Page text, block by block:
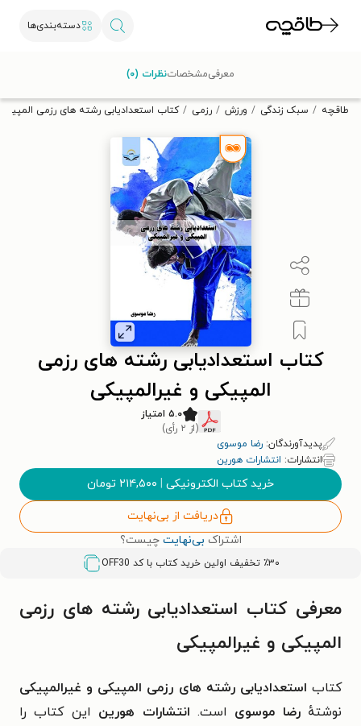
دسته‌بندی‌ها
تخفیف از طاقچه دریافت کن.
طاقچه سبک زندگی ورزش رزمی کتاب استعدادیابی رشته های رزمی
کتاب استعدادیابی رشته های رزمی
المپیکی و غیرالمپیکی
۵.۰ امتیاز
(از ۲ رأی)
پدیدآورندگان: رضا موسوی
انتشارات: انتشارات هورین
خرید کتاب الکترونیکی | ۲۱۴,۵۰۰ تومان
دریافت از بی‌نهایت
اشتراک بی‌نهایت چیست؟
٪۳۰ تخفیف اولین خرید کتاب با کد OFF30
معرفیمشخصاتنظرات (۰)
معرفی کتاب استعدادیابی رشته های رزمی
المپیکی و غیرالمپیکی
کتاب استعدادیابی رشته های رزمی المپیکی و غیرالمپیکی
نوشتهٔرضا موسوی است. انتشارات هورین این کتاب را